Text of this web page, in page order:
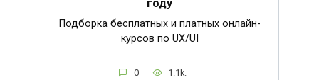
Подборка бесплатных и платных онлайн-
курсов по UX/UI
0 1.1k.